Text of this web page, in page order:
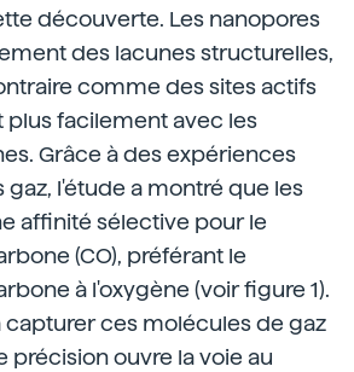
découverte. Les nanopores
des lacunes structurelles,
comme des sites actifs
plus facilement avec les
Grâce à des expériences
l'étude a montré que les
affinité sélective pour le
(CO), préférant le
à l'oxygène (voir figure 1).
ces molécules de gaz
précision ouvre la voie au